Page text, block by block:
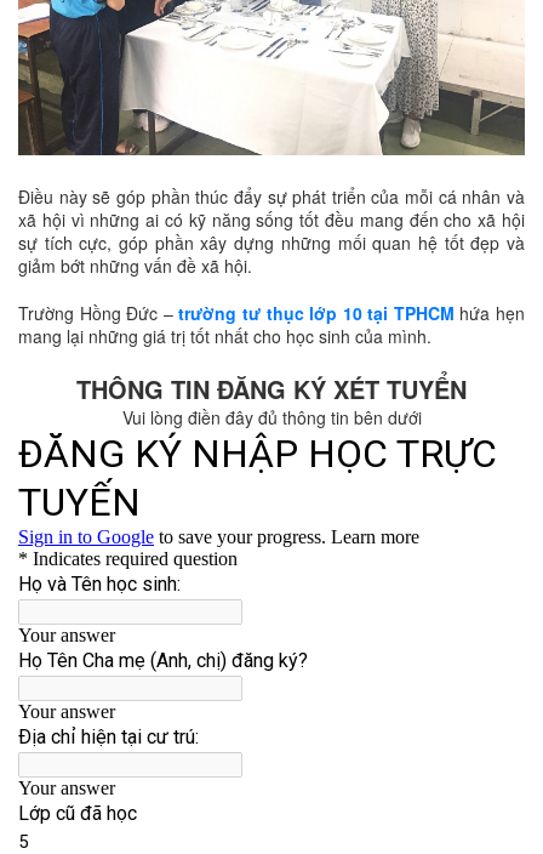
Điều này sẽ góp phần thúc đẩy sự phát triển của mỗi cá nhân và
xã hội vì những ai có kỹ năng sống tốt đều mang đến cho xã hội
sự tích cực, góp phần xây dựng những mối quan hệ tốt đẹp và
giảm bớt những vấn đề xã hội.
Trường Hồng Đức –trường tư thục lớp 10 tại TPHCM hứa hẹn
mang lại những giá trị tốt nhất cho học sinh của mình.
THÔNG TIN ĐĂNG KÝ XÉT TUYỂN
Vui lòng điền đây đủ thông tin bên dưới